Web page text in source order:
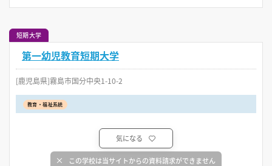
短期大学
第一幼児教育短期大学
[鹿児島県]霧島市国分中央1-10-2
教育・福祉系統
気になる
この学校は当サイトからの資料請求ができません